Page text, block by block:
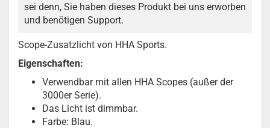
sei denn, Sie haben dieses Produkt bei uns erworben
und benötigen Support.
Scope-Zusatzlicht von HHA Sports.
Eigenschaften:
Verwendbar mit allen HHA Scopes (außer der
3000er Serie).
Das Licht ist dimmbar.
Farbe: Blau.